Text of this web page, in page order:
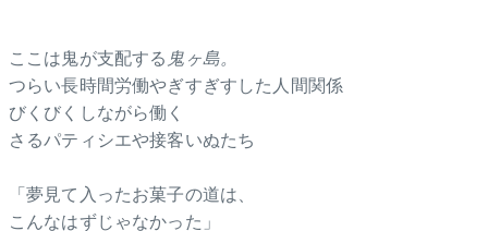
ここは鬼が支配する 鬼ヶ島。
つらい長時間労働やぎすぎすした人間関係
びくびくしながら働く
さるパティシエや接客いぬたち
「夢見て入ったお菓子の道は、
こんなはずじゃなかった」